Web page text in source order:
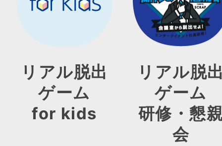
リアル脱出
ゲーム
for kids
リアル脱
ゲーム
研修・懇
会